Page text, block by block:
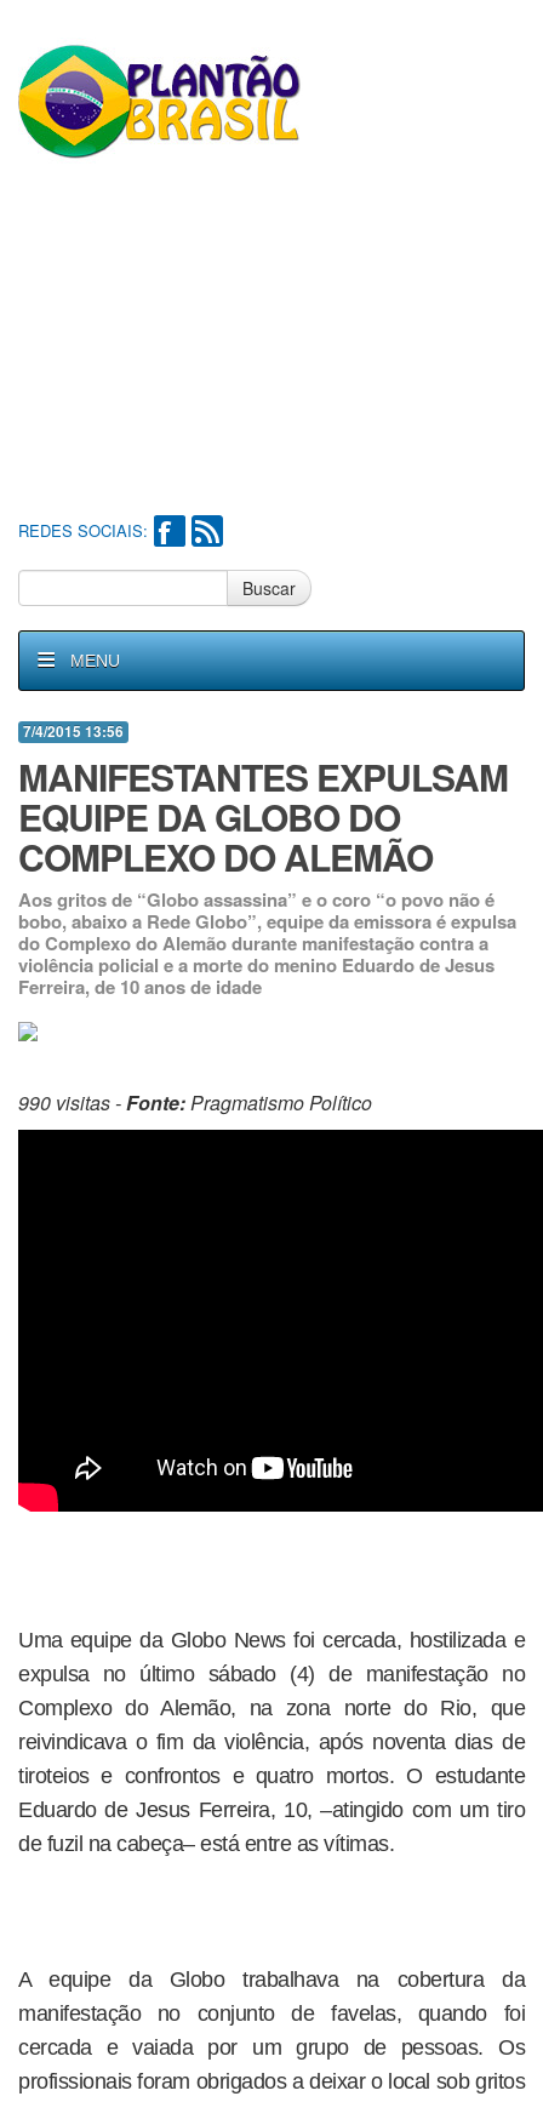
REDES SOCIAIS:
Buscar
MENU
7/4/2015 13:56
MANIFESTANTES EXPULSAM
EQUIPE DA GLOBO DO
COMPLEXO DO ALEMÃO
Aos gritos de “Globo assassina” e o coro “o povo não é
bobo, abaixo a Rede Globo”, equipe da emissora é expulsa
do Complexo do Alemão durante manifestação contra a
violência policial e a morte do menino Eduardo de Jesus
Ferreira, de 10 anos de idade
990 visitas -Fonte:Pragmatismo Político
Uma equipe da Globo News foi cercada, hostilizada e
expulsa no último sábado (4) de manifestação no
Complexo do Alemão, na zona norte do Rio, que
reivindicava o fim da violência, após noventa dias de
tiroteios e confrontos e quatro mortos. O estudante
Eduardo de Jesus Ferreira, 10, –atingido com um tiro
de fuzil na cabeça– está entre as vítimas.
A equipe da Globo trabalhava na cobertura da
manifestação no conjunto de favelas, quando foi
cercada e vaiada por um grupo de pessoas. Os
profissionais foram obrigados a deixar o local sob gritos